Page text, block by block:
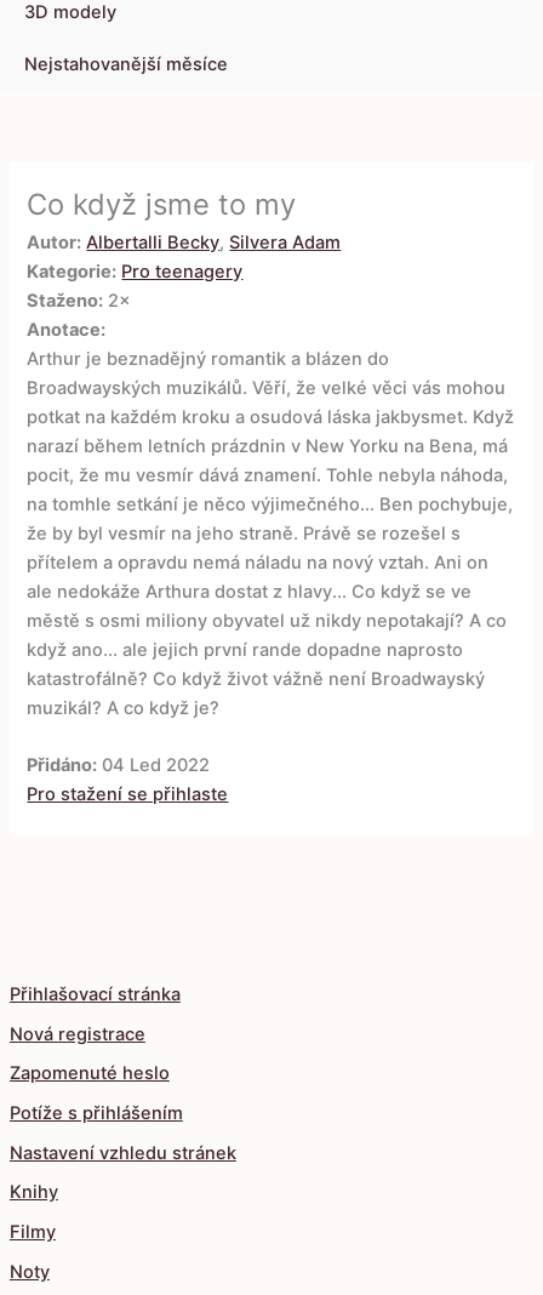
3D modely
Nejstahovanější měsíce
Přihlašovací stránka
Nová registrace
Zapomenuté heslo
Potíže s přihlášením
Nastavení vzhledu stránek
Knihy
Filmy
Noty
Co když jsme to my
Autor: Albertalli Becky,Silvera Adam
Kategorie: Pro teenagery
Staženo: 2×
Anotace:
Arthur je beznadějný romantik a blázen do
Broadwayských muzikálů. Věří, že velké věci vás mohou
potkat na každém kroku a osudová láska jakbysmet. Když
narazí během letních prázdnin v New Yorku na Bena, má
pocit, že mu vesmír dává znamení. Tohle nebyla náhoda,
na tomhle setkání je něco výjimečného... Ben pochybuje,
že by byl vesmír na jeho straně. Právě se rozešel s
přítelem a opravdu nemá náladu na nový vztah. Ani on
ale nedokáže Arthura dostat z hlavy... Co když se ve
městě s osmi miliony obyvatel už nikdy nepotakají? A co
když ano... ale jejich první rande dopadne naprosto
katastrofálně? Co když život vážně není Broadwayský
muzikál? A co když je?
Přidáno: 04 Led 2022
Pro stažení se přihlaste